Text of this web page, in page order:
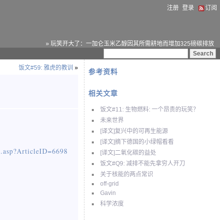
注册 登录 订阅
» 玩笑开大了：一加仑玉米乙醇因其所需耕地而增加325磅碳排放
参考资料
相关文章
饭文#11: 生物燃料: 一个昂贵的玩笑？
未来世界
[译文]复兴中的可再生能源
[译文]摘下德国的小绿帽看看
[译文]二氧化碳的益处
饭文#Q9: 减排不能先拿穷人开刀
关于核能的两点常识
off-grid
Gavin
科学浓度
饭文#59: 雅虎的教训 »